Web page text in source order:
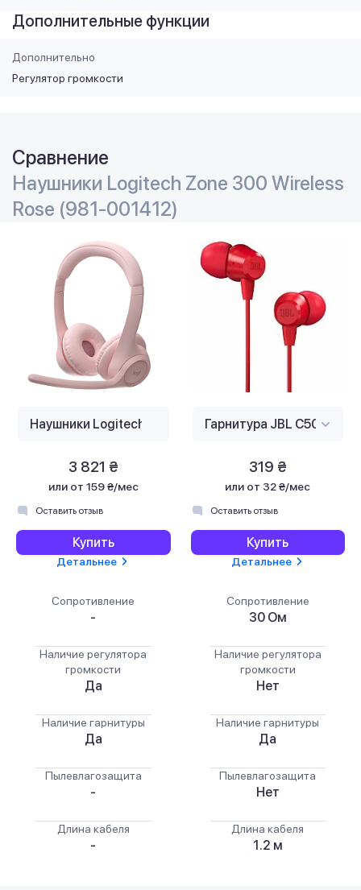
Дополнительные функции
Дополнительно
Регулятор громкости
Сравнение
Наушники Logitech Zone 300 Wireless
Rose (981-001412)
3 821 ₴
или от 159 ₴/мес
Оставить отзыв
Купить
Детальнее
Сопротивление
-
Наличие регулятора
громкости
Да
Наличие гарнитуры
Да
Пылевлагозащита
-
Длина кабеля
-
319 ₴
или от 32 ₴/мес
Оставить отзыв
Купить
Детальнее
Сопротивление
30 Ом
Наличие регулятора
громкости
Нет
Наличие гарнитуры
Да
Пылевлагозащита
Нет
Длина кабеля
1.2 м